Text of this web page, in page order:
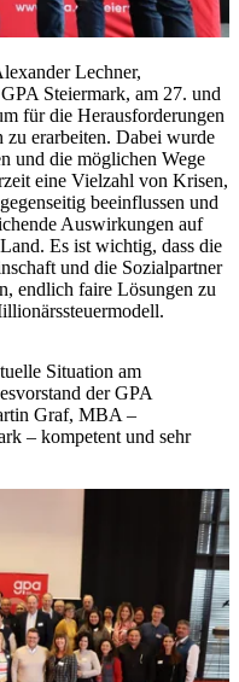
Lechner,
Steiermark, am 27. und
für die Herausforderungen
erarbeiten. Dabei wurde
und die möglichen Wege
eine Vielzahl von Krisen,
beeinflussen und
Auswirkungen auf
Es ist wichtig, dass die
und die Sozialpartner
endlich faire Lösungen zu
Situation am
der GPA
Graf, MBA –
– kompetent und sehr